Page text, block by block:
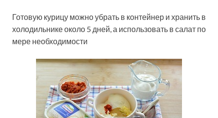
Готовую курицу можно убрать в контейнер и хранить в
холодильнике около 5 дней, а использовать в салат по
мере необходимости